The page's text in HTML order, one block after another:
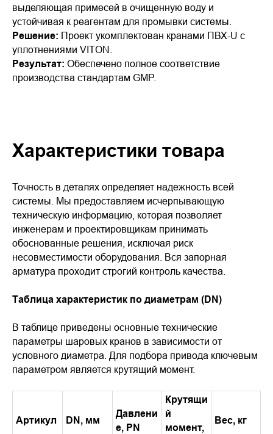
выделяющая примесей в очищенную воду и
устойчивая к реагентам для промывки системы.
Решение: Проект укомплектован кранами ПВХ-U с
уплотнениями VITON.
Результат: Обеспечено полное соответствие
производства стандартам GMP.
Характеристики товара
Точность в деталях определяет надежность всей
системы. Мы предоставляем исчерпывающую
техническую информацию, которая позволяет
инженерам и проектировщикам принимать
обоснованные решения, исключая риск
несовместимости оборудования. Вся запорная
арматура проходит строгий контроль качества.
Таблица характеристик по диаметрам (DN)
В таблице приведены основные технические
параметры шаровых кранов в зависимости от
условного диаметра. Для подбора привода ключевым
параметром является крутящий момент.
Артикул DN, мм
Давлени
е, PN
Крутящи
й
момент,
Вес, кг